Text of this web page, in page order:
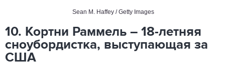
Sean M. Haffey / Getty Images
10. Кортни Раммель – 18-летняя
сноубордистка, выступающая за
США